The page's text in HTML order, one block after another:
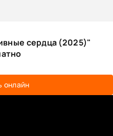
сердца (2025)"
онлайн